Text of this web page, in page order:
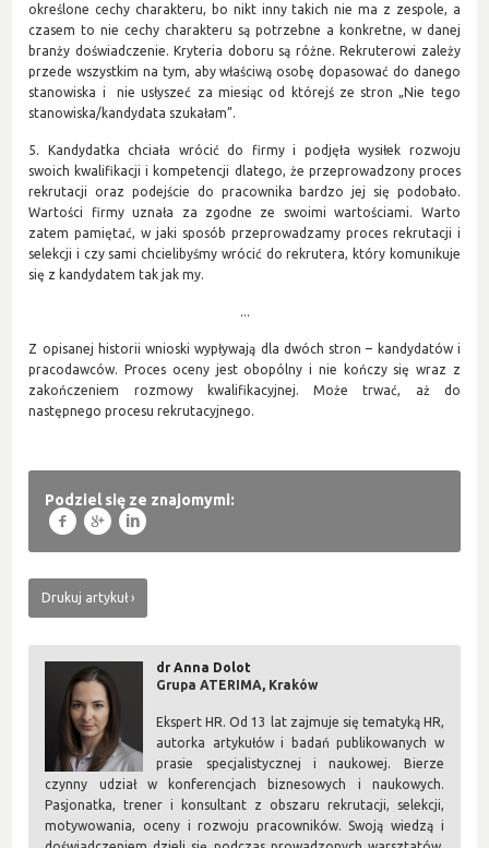
określone cechy charakteru, bo nikt inny takich nie ma z zespole, a
czasem to nie cechy charakteru są potrzebne a konkretne, w danej
branży doświadczenie. Kryteria doboru są różne. Rekruterowi zależy
przede wszystkim na tym, aby właściwą osobę dopasować do danego
stanowiska i nie usłyszeć za miesiąc od którejś ze stron „Nie tego
stanowiska/kandydata szukałam”.
5. Kandydatka chciała wrócić do firmy i podjęła wysiłek rozwoju
swoich kwalifikacji i kompetencji dlatego, że przeprowadzony proces
rekrutacji oraz podejście do pracownika bardzo jej się podobało.
Wartości firmy uznała za zgodne ze swoimi wartościami. Warto
zatem pamiętać, w jaki sposób przeprowadzamy proces rekrutacji i
selekcji i czy sami chcielibyśmy wrócić do rekrutera, który komunikuje
się z kandydatem tak jak my.
...
Z opisanej historii wnioski wypływają dla dwóch stron – kandydatów i
pracodawców. Proces oceny jest obopólny i nie kończy się wraz z
zakończeniem rozmowy kwalifikacyjnej. Może trwać, aż do
następnego procesu rekrutacyjnego.
Podziel się ze znajomymi:
f g l
Drukuj artykuł
dr Anna Dolot
Grupa ATERIMA, Kraków
Ekspert HR. Od 13 lat zajmuje się tematyką HR,
autorka artykułów i badań publikowanych w
prasie specjalistycznej i naukowej. Bierze
czynny udział w konferencjach biznesowych i naukowych.
Pasjonatka, trener i konsultant z obszaru rekrutacji, selekcji,
motywowania, oceny i rozwoju pracowników. Swoją wiedzą i